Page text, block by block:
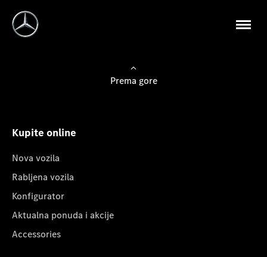
Prema gore
Kupite online
Nova vozila
Rabljena vozila
Konfigurator
Aktualna ponuda i akcije
Accessories